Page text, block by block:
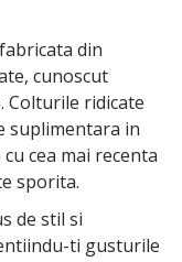
din
cunoscut
Colturile ridicate
suplimentara in
cea mai recenta
sporita.
de stil si
ti gusturile